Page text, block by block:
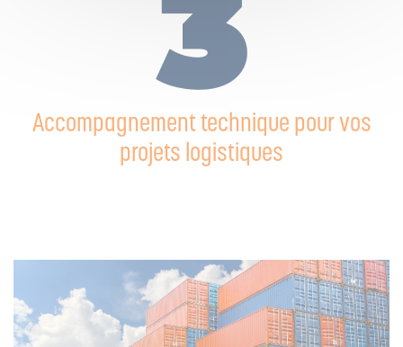
Accompagnement technique pour vos
projets logistiques